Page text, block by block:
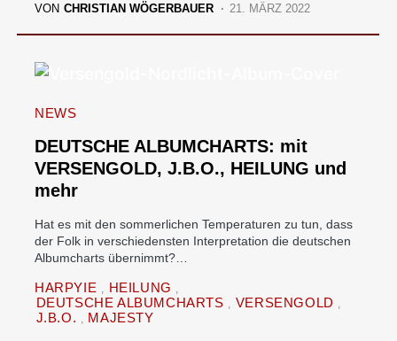
VON CHRISTIAN WÖGERBAUER 21. MÄRZ 2022
NEWS
DEUTSCHE ALBUMCHARTS: mit
VERSENGOLD, J.B.O., HEILUNG und
mehr
Hat es mit den sommerlichen Temperaturen zu tun, dass
der Folk in verschiedensten Interpretation die deutschen
Albumcharts übernimmt?…
HARPYIE
HEILUNG
DEUTSCHE ALBUMCHARTS
VERSENGOLD
J.B.O.
MAJESTY